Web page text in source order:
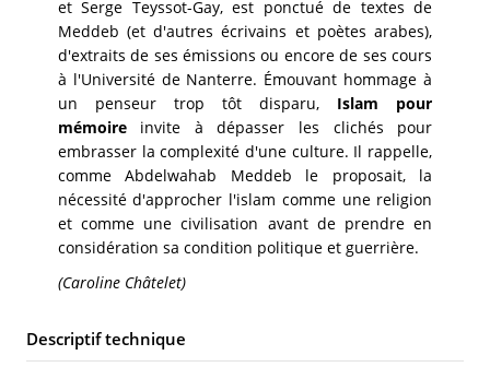
et Serge Teyssot-Gay, est ponctué de textes de
Meddeb (et d'autres écrivains et poètes arabes),
d'extraits de ses émissions ou encore de ses cours
à l'Université de Nanterre. Émouvant hommage à
un penseur trop tôt disparu, Islam pour
mémoireinvite à dépasser les clichés pour
embrasser la complexité d'une culture. Il rappelle,
comme Abdelwahab Meddeb le proposait, la
nécessité d'approcher l'islam comme une religion
et comme une civilisation avant de prendre en
considération sa condition politique et guerrière.
(Caroline Châtelet)
Descriptif technique